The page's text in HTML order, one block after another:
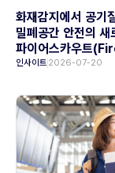
화재감지에서 공기
밀폐공간 안전의 새
파이어스카우트
인사이트 2026-07-20